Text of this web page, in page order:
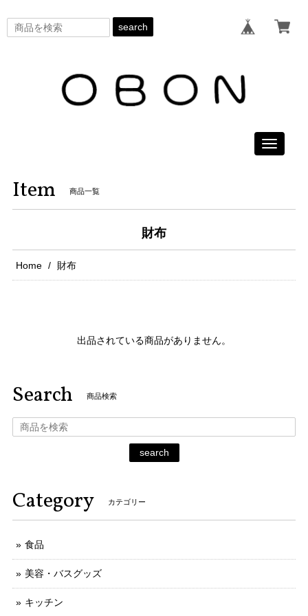
search
Toggle
Item 商品一覧
財布
Home 財布
出品されている商品がありません。
Search 商品検索
search
Category カテゴリー
食品
美容・バスグッズ
キッチン